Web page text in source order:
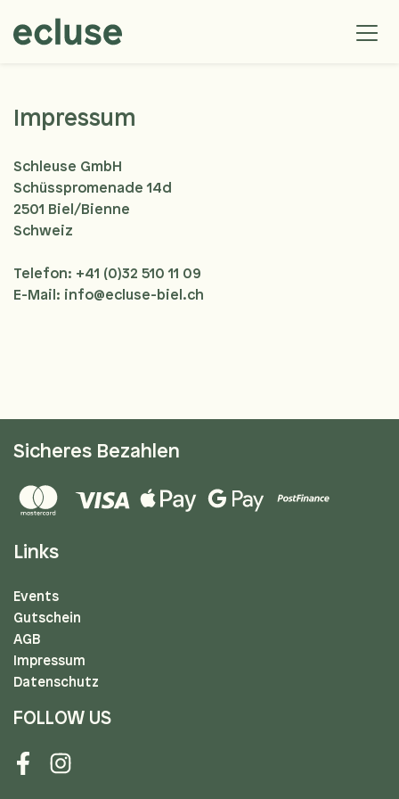
Impressum
Schleuse GmbH
Schüsspromenade 14d
2501 Biel/Bienne
Schweiz
Telefon: +41 (0)32 510 11 09
E-Mail: info@ecluse-biel.ch
Sicheres Bezahlen
Links
Events
Gutschein
AGB
Impressum
Datenschutz
FOLLOW US
FacebookInstagram